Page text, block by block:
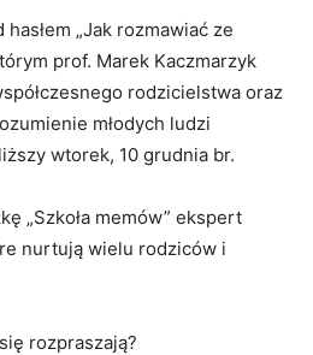
„Jak rozmawiać ze
prof. Marek Kaczmarzyk
rodzicielstwa oraz
młodych ludzi
wtorek, 10 grudnia br.
„Szkoła memów” ekspert
nurtują wielu rodziców i
rozpraszają?